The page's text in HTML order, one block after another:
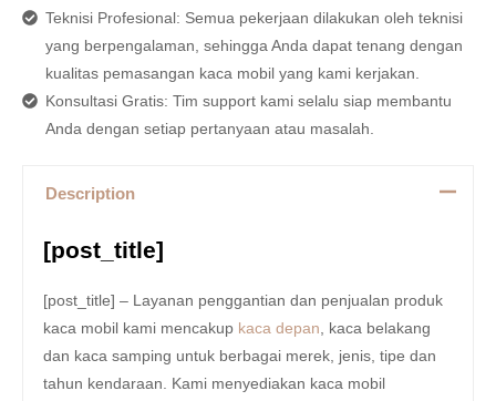
Teknisi Profesional: Semua pekerjaan dilakukan oleh teknisi
yang berpengalaman, sehingga Anda dapat tenang dengan
kualitas pemasangan kaca mobil yang kami kerjakan.
Konsultasi Gratis: Tim support kami selalu siap membantu
Anda dengan setiap pertanyaan atau masalah.
Description
[post_title]
[post_title] – Layanan penggantian dan penjualan produk
kaca mobil kami mencakup kaca depan , kaca belakang
dan kaca samping untuk berbagai merek, jenis, tipe dan
tahun kendaraan. Kami menyediakan kaca mobil